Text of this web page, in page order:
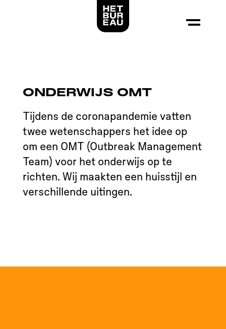
ONDERWIJS OMT
Tijdens de coronapandemie vatten
twee wetenschappers het idee op
om een OMT (Outbreak Management
Team) voor het onderwijs op te
richten. Wij maakten een huisstijl en
verschillende uitingen.